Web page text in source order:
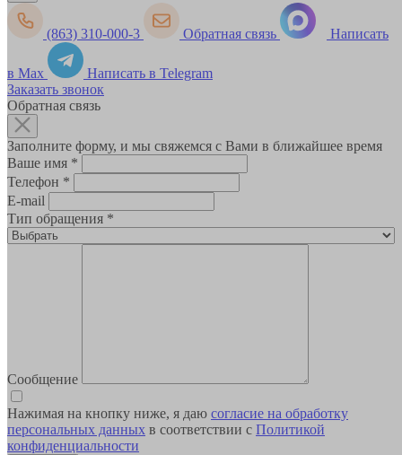
(863) 310-000-3 Обратная связь Написать
в Max
Написать в Telegram
Заказать звонок
Обратная связь
Заполните форму, и мы свяжемся с Вами в ближайшее время
Ваше имя *
Телефон *
E-mail
Тип обращения *
Сообщение
Нажимая на кнопку ниже, я даю согласие на обработку
персональных данных в соответствии с Политикой
конфиденциальности